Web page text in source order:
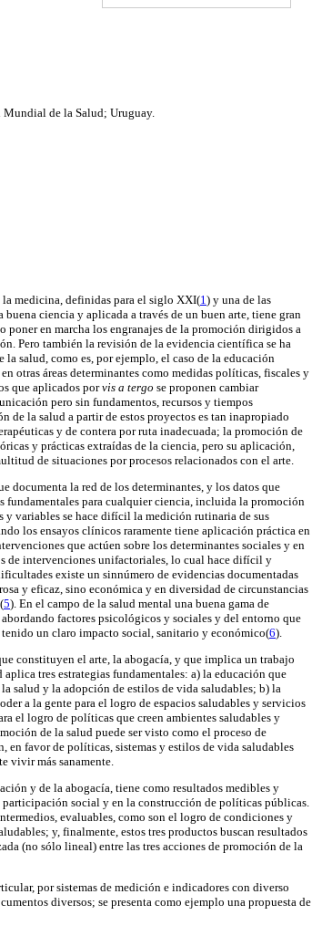
Mundial de la Salud; Uruguay.
la medicina, definidas para el siglo XXI(1 ) y una de las
buena ciencia y aplicada a través de un buen arte, tiene gran
poner en marcha los engranajes de la promoción dirigidos a
Pero también la revisión de la evidencia científica se ha
salud, como es, por ejemplo, el caso de la educación
otras áreas determinantes como medidas políticas, fiscales y
que aplicados porvis a tergo se proponen cambiar
pero sin fundamentos, recursos y tiempos
de la salud a partir de estos proyectos es tan inapropiado
y de contera por ruta inadecuada; la promoción de
y prácticas extraídas de la ciencia, pero su aplicación,
de situaciones por procesos relacionados con el arte.
la red de los determinantes, y los datos que
fundamentales para cualquier ciencia, incluida la promoción
y variables se hace difícil la medición rutinaria de sus
los ensayos clínicos raramente tiene aplicación práctica en
que actúen sobre los determinantes sociales y en
de intervenciones unifactoriales, lo cual hace difícil y
existe un sinnúmero de evidencias documentadas
y eficaz, sino económica y en diversidad de circunstancias
5). En el campo de la salud mental una buena gama de
factores psicológicos y sociales y del entorno que
un claro impacto social, sanitario y económico(6).
constituyen el arte, la abogacía, y que implica un trabajo
tres estrategias fundamentales: a) la educación que
salud y la adopción de estilos de vida saludables; b) la
a la gente para el logro de espacios saludables y servicios
el logro de políticas que creen ambientes saludables y
de la salud puede ser visto como el proceso de
favor de políticas, sistemas y estilos de vida saludables
vivir más sanamente.
y de la abogacía, tiene como resultados medibles y
social y en la construcción de políticas públicas.
evaluables, como son el logro de condiciones y
y, finalmente, estos tres productos buscan resultados
(no sólo lineal) entre las tres acciones de promoción de la
por sistemas de medición e indicadores con diverso
diversos; se presenta como ejemplo una propuesta de